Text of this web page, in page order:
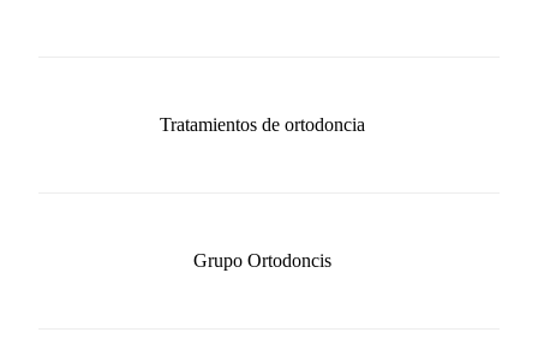
Tratamientos de ortodoncia
Grupo Ortodoncis